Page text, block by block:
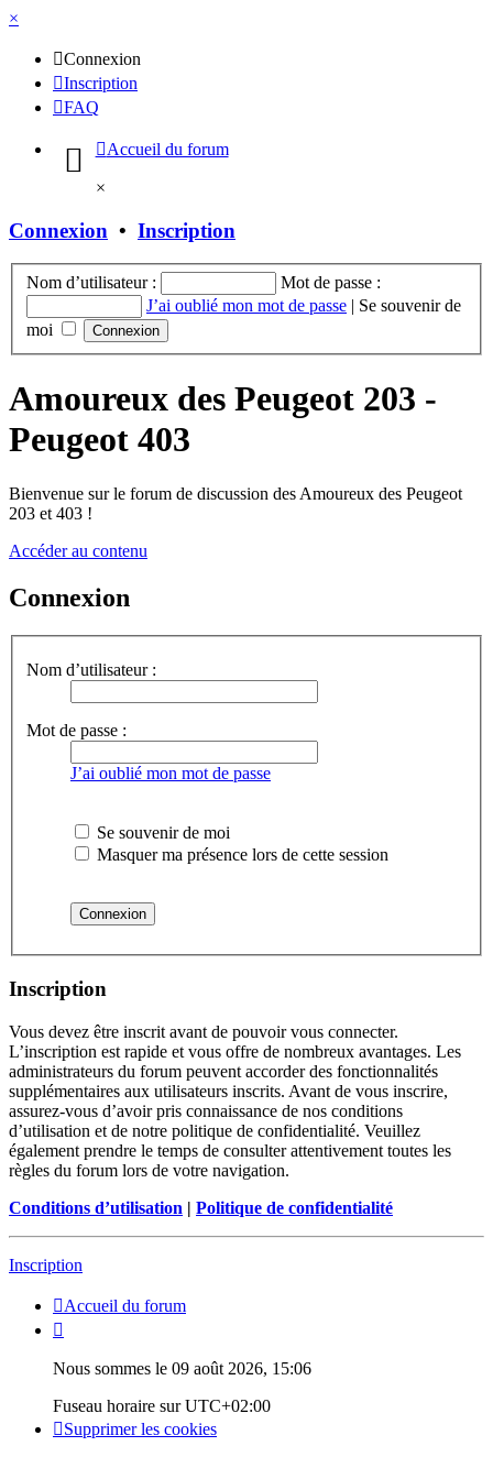
×
Connexion
Inscription
FAQ
Accueil du forum
×
Connexion • Inscription
Nom d’utilisateur :
Mot de passe :
J’ai oublié mon mot de passe | Se souvenir de
moi
Amoureux des Peugeot 203 -
Peugeot 403
Bienvenue sur le forum de discussion des Amoureux des Peugeot
203 et 403 !
Accéder au contenu
Connexion
Nom d’utilisateur :
Mot de passe :
J’ai oublié mon mot de passe
Se souvenir de moi
Masquer ma présence lors de cette session
Inscription
Vous devez être inscrit avant de pouvoir vous connecter.
L’inscription est rapide et vous offre de nombreux avantages. Les
administrateurs du forum peuvent accorder des fonctionnalités
supplémentaires aux utilisateurs inscrits. Avant de vous inscrire,
assurez-vous d’avoir pris connaissance de nos conditions
d’utilisation et de notre politique de confidentialité. Veuillez
également prendre le temps de consulter attentivement toutes les
règles du forum lors de votre navigation.
Conditions d’utilisation | Politique de confidentialité
Inscription
Accueil du forum
Nous sommes le 09 août 2026, 15:06
Fuseau horaire surUTC+02:00
Supprimer les cookies